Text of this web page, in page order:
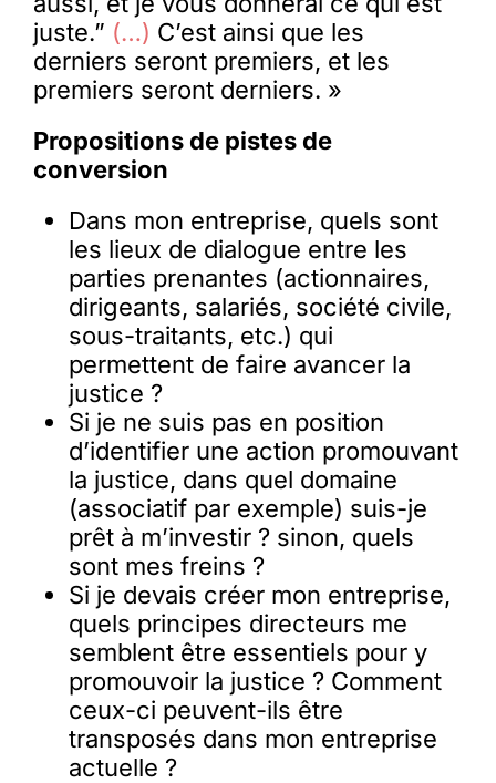
juste.” (…) C’est ainsi que les
derniers seront premiers, et les
premiers seront derniers. »
Propositions de pistes de
conversion
Dans mon entreprise, quels sont
les lieux de dialogue entre les
parties prenantes (actionnaires,
dirigeants, salariés, société civile,
sous-traitants, etc.) qui
permettent de faire avancer la
justice ?
Si je ne suis pas en position
d’identifier une action promouvant
la justice, dans quel domaine
(associatif par exemple) suis-je
prêt à m’investir ? sinon, quels
sont mes freins ?
Si je devais créer mon entreprise,
quels principes directeurs me
semblent être essentiels pour y
promouvoir la justice ? Comment
ceux-ci peuvent-ils être
transposés dans mon entreprise
actuelle ?